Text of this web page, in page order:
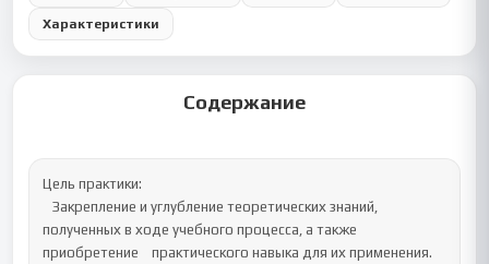
Характеристики
Содержание
Цель практики:
   Закрепление и углубление теоретических знаний,
полученных в ходе учебного процесса, а также
приобретение    практического навыка для их применения.